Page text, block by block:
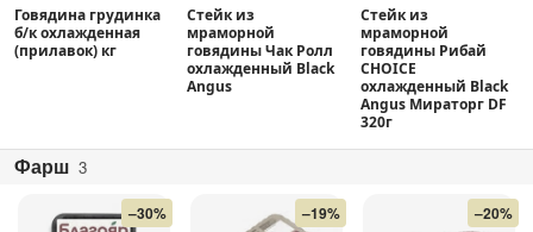
Говядина грудинка
б/к охлажденная
(прилавок) кг
Стейк из
мраморной
говядины Чак Ролл
охлажденный Black
Angus
Стейк из
мраморной
говядины Рибай
CHOICE
охлажденный Black
Angus Мираторг DF
320г
Фарш 3
–30% –19% –20%